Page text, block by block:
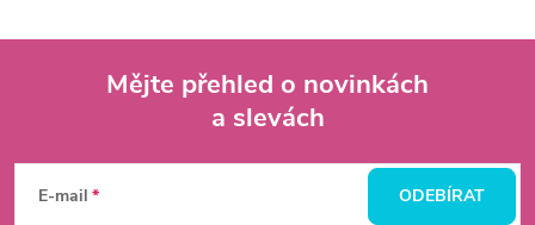
Mějte přehled o novinkách
a slevách
E-mail ODEBÍRAT